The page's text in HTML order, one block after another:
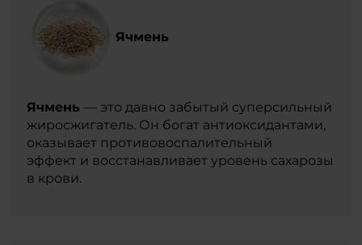
Ячмень
Ячмень— это давно забытый суперсильный
жиросжигатель. Он богат антиоксидантами,
оказывает противовоспалительный
эффект и восстанавливает уровень сахарозы
в крови.